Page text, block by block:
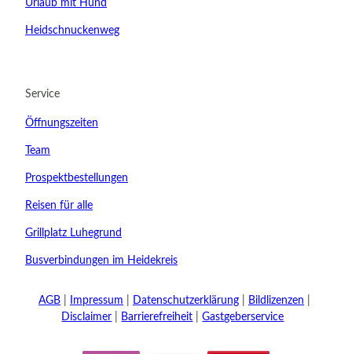
Abreise
21.08.2026
Kinder
Urlaub mit Hund
Heidschnuckenweg
Service
Öffnungszeiten
Team
Prospektbestellungen
Reisen für alle
Grillplatz Luhegrund
Busverbindungen im Heidekreis
AGB Impressum Datenschutzerklärung
Bildlizenzen
Disclaimer
Barrierefreiheit Gastgeberservice